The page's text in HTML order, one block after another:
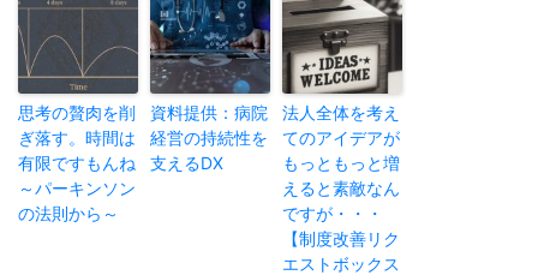
思考の贅肉を削
ぎ落す。時間は
有限ですもんね
～パーキンソン
の法則から～
資料提供：病院
経営の持続性を
支えるDX
法人全体を考え
てのアイデアが
もっともっと増
えると素敵なん
ですが・・・
【制度改善リク
エストボックス